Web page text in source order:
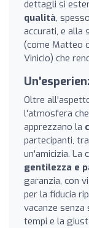
dettagli si
qualità,
accurati, e alla
(come Matteo
Vinicio) che
Oltre
l'atmosfera
apprezzano la
partecipanti,
un'amicizia. La
gentilezza e
garanzia, con
per la fiducia
vacanze
tempi e la